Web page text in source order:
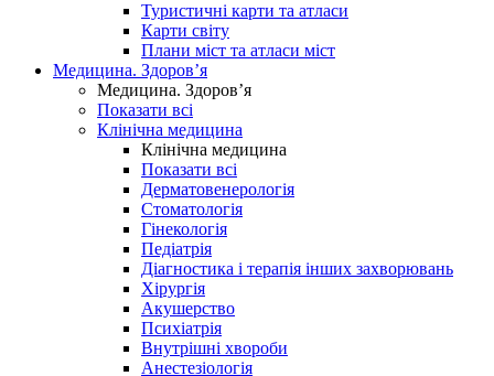
Туристичні карти та атласи
Карти світу
Плани міст та атласи міст
Медицина. Здоров’я
Медицина. Здоров’я
Показати всі
Клінічна медицина
Клінічна медицина
Показати всі
Дерматовенерологія
Стоматологія
Гінекологія
Педіатрія
Діагностика і терапія інших захворювань
Хірургія
Акушерство
Психіатрія
Внутрішні хвороби
Анестезіологія